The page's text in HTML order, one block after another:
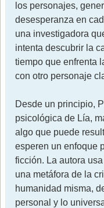
los personajes,
desesperanza en
una investigadora
intenta descubrir la
tiempo que enfrenta
con otro personaje
Desde un principio,
psicológica de Lía,
algo que puede
esperen un enfoque
ficción. La autora
una metáfora de la
humanidad misma,
personal y lo